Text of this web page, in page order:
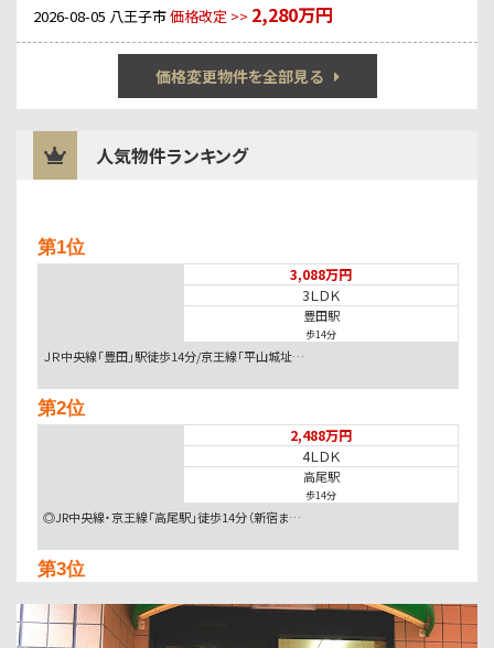
2026-08-05 八王子市価格改定 >> 2,280万円
価格変更物件を全部見る
人気物件ランキング
第1位
3,088万円
3ＬＤＫ
豊田駅
歩14分
ＪＲ中央線「豊田」駅徒歩14分/京王線「平山城址…
第2位
2,488万円
4ＬＤＫ
高尾駅
歩14分
◎JR中央線・京王線「高尾駅」徒歩14分（新宿ま…
第3位
3ＬＤＫ
西八王子駅